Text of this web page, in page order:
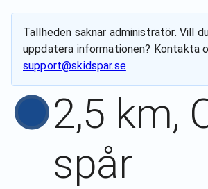
Tallheden saknar administratör. Vill
uppdatera informationen? Kontakta
support@skidspar.se
2,5 km,
spår